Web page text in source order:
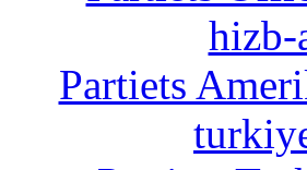
hizb-
Partiets